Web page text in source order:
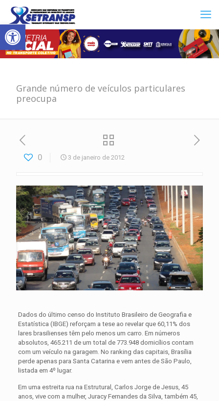
Abrir a barra de ferramentas
Grande número de veículos particulares
preocupa
0 3 de janeiro de 2012
Dados do último censo do Instituto Brasileiro de Geografia e
Estatística (IBGE) reforçam a tese ao revelar que 60,11% dos
lares brasilienses têm pelo menos um carro. Em números
absolutos, 465.211 de um total de 773.948 domicílios contam
com um veículo na garagem. No ranking das capitais, Brasília
perde apenas para Santa Catarina e vem antes de São Paulo,
listada em 4º lugar.
Em uma estreita rua na Estrutural, Carlos Jorge de Jesus, 45
anos, vive com a mulher, Juracy Fernandes da Silva, também 45,